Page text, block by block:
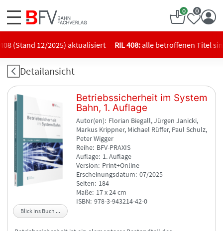
Inhalt
springen
0 0
Bahn
Fachverlag
Online-
Shop
(Stand 12/2025) aktualisiert RIL 408:alle betroffenen Titel sind
Detailansicht
Blick ins Buch ...
Betriebssicherheit im System
Bahn, 1. Auflage
Autor(en) Florian Biegall, Jürgen Janicki,
Markus Krippner, Michael Rüffer, Paul Schulz,
Peter Wigger
Reihe BFV-PRAXIS
Auflage 1. Auflage
Version Print+Online
Erscheinungsdatum 07/2025
Seiten 184
Maße 17 x 24 cm
ISBN 978-3-943214-42-0